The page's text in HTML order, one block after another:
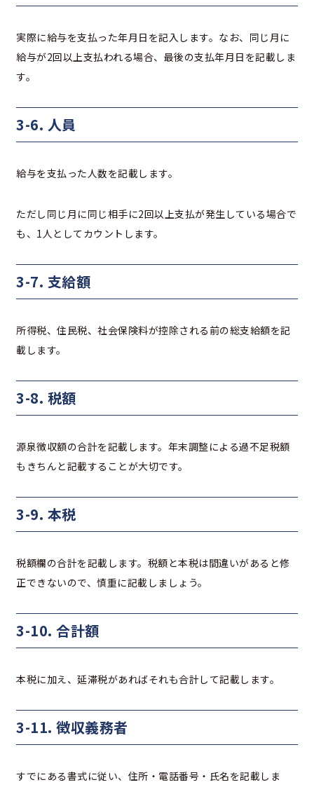
実際に給与を支払った年月日を記入します。なお、同じ月に
給与が2回以上支払われる場合、最後の支払年月日を記載しま
す。
3-6. 人員
給与を支払った人数を記載します。
ただし同じ月に同じ相手に2回以上支払が発生している場合で
も、1人としてカウントします。
3-7. 支給額
所得税、住民税、社会保険料が控除される前の総支給額を記
載します。
3-8. 税額
源泉徴収額の合計を記載します。年末調整による過不足税額
もきちんと記載することが大切です。
3-9. 本税
税額欄の合計を記載します。税額と本税は間違いがあると修
正できないので、慎重に記載しましょう。
3-10. 合計額
本税に加え、延滞税があればそれも合計して記載します。
3-11. 徴収義務者
すでにある書式に従い、住所・電話番号・氏名を記載しま